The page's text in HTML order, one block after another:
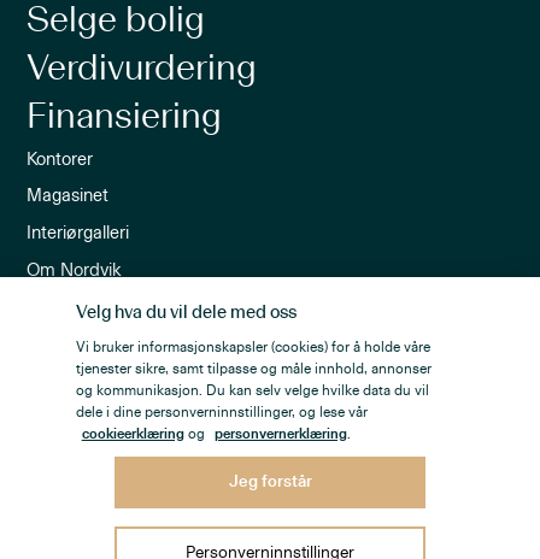
Selge bolig
Verdivurdering
Finansiering
Kontorer
Magasinet
Interiørgalleri
Om Nordvik
Ledige stillinger
Nordvik-appen
Nyhetsbrev
Velg hva du vil dele med oss
Vi bruker informasjonskapsler (cookies) for å holde våre
tjenester sikre, samt tilpasse og måle innhold, annonser
og kommunikasjon. Du kan selv velge hvilke data du vil
dele i dine personverninnstillinger, og lese vår
cookieerklæringog personvernerklæring.
Jeg forstår
Personverninnstillinger